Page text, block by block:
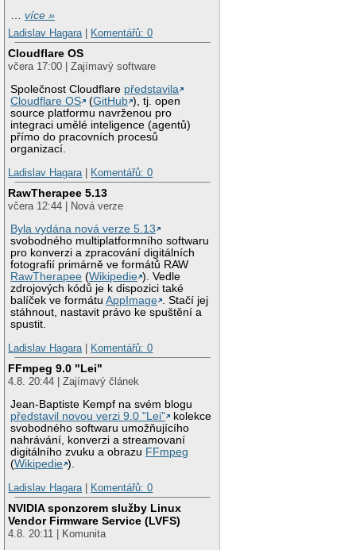
…více »
Ladislav Hagara
Komentářů: 0
Cloudflare OS
včera 17:00 | Zajímavý software
Společnost Cloudflare představila
Cloudflare OS
(GitHub ), tj. open
source platformu navrženou pro
integraci umělé inteligence (agentů)
přímo do pracovních procesů
organizací.
Ladislav Hagara
Komentářů: 0
RawTherapee 5.13
včera 12:44 | Nová verze
Byla vydána nová verze 5.13
svobodného multiplatformního softwaru
pro konverzi a zpracování digitálních
fotografií primárně ve formátů RAW
RawTherapee (Wikipedie ). Vedle
zdrojových kódů je k dispozici také
balíček ve formátuAppImage . Stačí jej
stáhnout, nastavit právo ke spuštění a
spustit.
Ladislav Hagara
Komentářů: 0
FFmpeg 9.0 "Lei"
4.8. 20:44 | Zajímavý článek
Jean-Baptiste Kempf na svém blogu
představil novou verzi 9.0 "Lei"
kolekce
svobodného softwaru umožňujícího
nahrávání, konverzi a streamovaní
digitálního zvuku a obrazu FFmpeg
(Wikipedie ).
Ladislav Hagara
Komentářů: 0
NVIDIA sponzorem služby Linux
Vendor Firmware Service (LVFS)
4.8. 20:11 | Komunita